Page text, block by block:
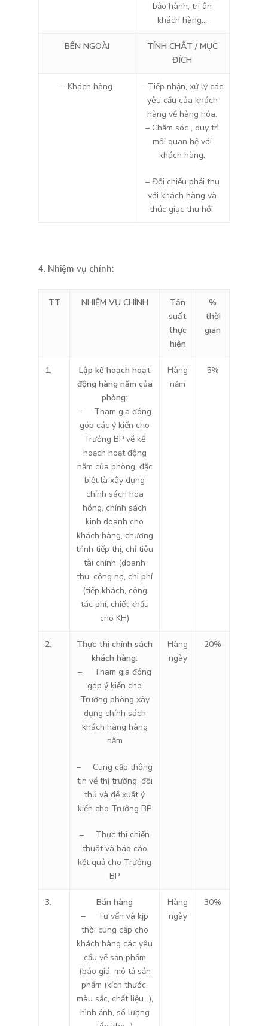
bảo hành, tri ân
khách hàng…
BÊN NGOÀI
TÍNH CHẤT / MỤC
ĐÍCH
– Khách hàng
– Tiếp nhận, xử lý các
yêu cầu của khách
hàng về hàng hóa.
– Chăm sóc , duy trì
mối quan hệ với
khách hàng.
– Đối chiếu phải thu
với khách hàng và
thúc giục thu hồi.
4. Nhiệm vụ chính:
TT NHIỆM VỤ CHÍNH
Tần
suất
thực
hiện
%
thời
gian
1.
Lập kế hoạch hoạt
động hàng năm của
phòng:
– Tham gia đóng
góp các ý kiến cho
Trưởng BP về kế
hoạch hoạt động
năm của phòng, đặc
biệt là xây dựng
chính sách hoa
hồng, chính sách
kinh doanh cho
khách hàng, chương
trình tiếp thị, chỉ tiêu
tài chính (doanh
thu, công nợ, chi phí
(tiếp khách, công
tác phí, chiết khấu
cho KH)
Hàng
năm
5%
2.
Thực thi chính sách
khách hàng:
– Tham gia đóng
góp ý kiến cho
Trưởng phòng xây
dựng chính sách
khách hàng hàng
năm
– Cung cấp thông
tin về thị trường, đối
thủ và đề xuất ý
kiến cho Trưởng BP
– Thực thi chiến
thuât và báo cáo
kết quả cho Trưởng
BP
Hàng
ngày
20%
3.
Bán hàng
– Tư vấn và kịp
thời cung cấp cho
khách hàng các yêu
cầu về sản phẩm
(báo giá, mô tả sản
phẩm (kích thước,
màu sắc, chất liệu…),
hình ảnh, số lượng
Hàng
ngày
30%